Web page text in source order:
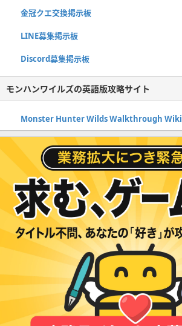
金冠クエ交換掲示板
LINE募集掲示板
Discord募集掲示板
モンハンワイルズの英語版攻略サイト
Monster Hunter Wilds Walkthrough Wiki